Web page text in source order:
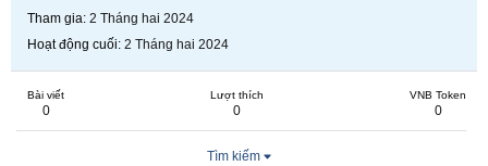
Tham gia 2 Tháng hai 2024
Hoạt động cuối 2 Tháng hai 2024
Bài viết
0
Lượt thích
0
VNB Token
0
Tìm kiếm